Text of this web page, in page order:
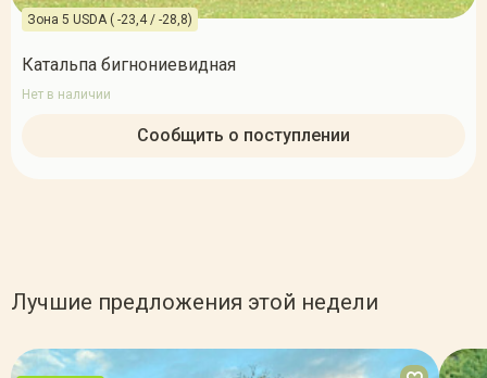
Зона 5 USDA ( -23,4 / -28,8)
Катальпа бигнониевидная
Нет в наличии
Сообщить о поступлении
Лучшие предложения этой недели